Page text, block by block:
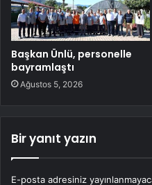
Başkan Ünlü, personelle
bayramlaştı
Ağustos 5, 2026
Bir yanıt yazın
E-posta adresiniz